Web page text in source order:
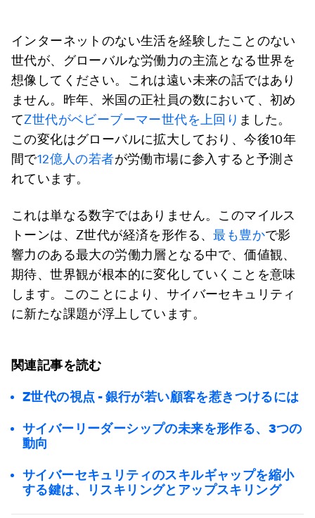
インターネットのない生活を経験したことのない
世代が、グローバルな労働力の主流となる世界を
想像してください。これは遠い未来の話ではあり
ません。昨年、米国の正社員の数において、初め
てZ世代がベビーブーマー世代を上回り ました。
この変化はグローバルに拡大しており、今後10年
間で12億人の若者が労働市場に参入すると予測さ
れています。
これは単なる数字ではありません。このマイルス
トーンは、Z世代が経済を形作る、最も豊かで影
響力のある最大の労働力層となる中で、価値観、
期待、世界観が根本的に変化していくことを意味
します。このことにより、サイバーセキュリティ
に新たな課題が浮上しています。
関連記事を読む
Z世代の視点 - 銀行が若い顧客を惹きつけるには
サイバーリーダーシップの未来を形作る、3つの
動向
サイバーセキュリティのスキルギャップを縮小
する鍵は、リスキリングとアップスキリング